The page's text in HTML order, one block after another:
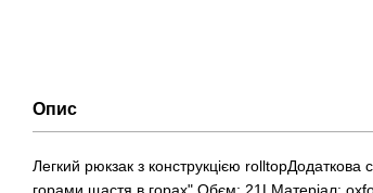
Опис
Легкий рюкзак з конструкцією